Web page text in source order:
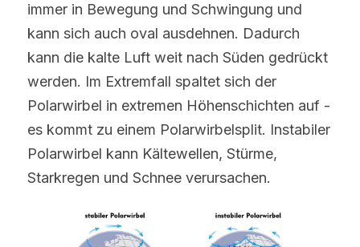
immer in Bewegung und Schwingung und
kann sich auch oval ausdehnen. Dadurch
kann die kalte Luft weit nach Süden gedrückt
werden. Im Extremfall spaltet sich der
Polarwirbel in extremen Höhenschichten auf -
es kommt zu einem Polarwirbelsplit. Instabiler
Polarwirbel kann Kältewellen, Stürme,
Starkregen und Schnee verursachen.